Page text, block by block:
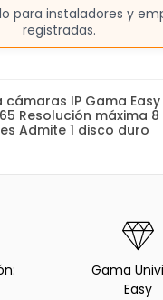
para instaladores y
registradas.
IP Gama
Resolución máxima
Admite 1 disco duro
Gama
Easy